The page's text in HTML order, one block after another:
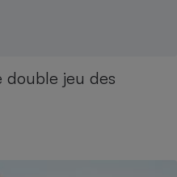
double jeu des